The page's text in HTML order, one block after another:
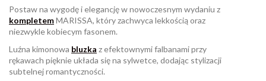
Postaw na wygodę i elegancję w nowoczesnym wydaniu z
kompletemMARISSA, który zachwyca lekkością oraz
niezwykle kobiecym fasonem.
Luźna kimonowa bluzka z efektownymi falbanami przy
rękawach pięknie układa się na sylwetce, dodając stylizacji
subtelnej romantyczności.